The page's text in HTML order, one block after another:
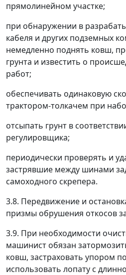
прямолинейном участке;
при обнаружении в
кабеля и других подземных
немедленно поднять ковш,
грунта и известить о
работ;
обеспечивать одинаковую
трактором-толкачем при
отсыпать грунт в
регулировщика;
периодически проверять и
застрявшие между шинами
самоходного скрепера.
3.8. Передвижение и
призмы обрушения откосов
3.9. При необходимости
машинист обязан
ковш, застраховать упором
использовать лопату с